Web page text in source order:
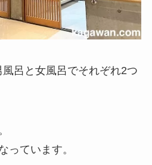
呂と女風呂でそれぞれ2つ
っています。